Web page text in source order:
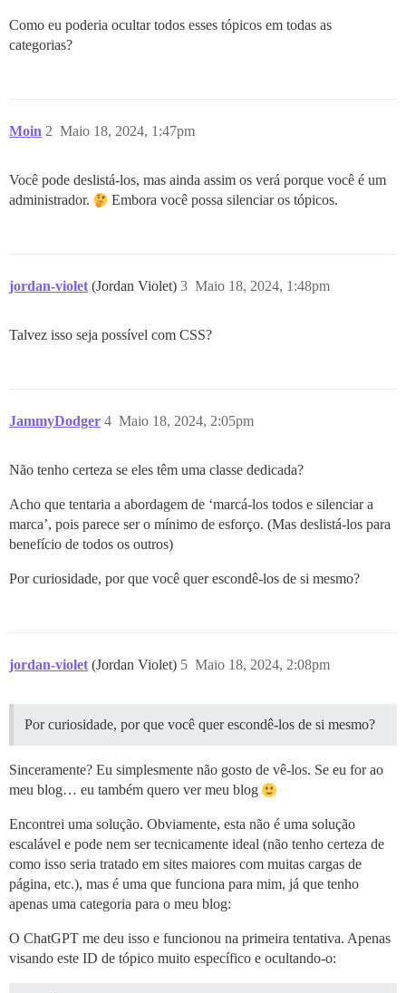
Como eu poderia ocultar todos esses tópicos em todas as
categorias?
Moin Maio 18, 2024, 1:47pm
2
Você pode deslistá-los, mas ainda assim os verá porque você é um
administrador.
Embora você possa silenciar os tópicos.
jordan-violet (Jordan Violet) Maio 18, 2024, 1:48pm
3
Talvez isso seja possível com CSS?
JammyDodger Maio 18, 2024, 2:05pm
4
Não tenho certeza se eles têm uma classe dedicada?
Acho que tentaria a abordagem de ‘marcá-los todos e silenciar a
marca’, pois parece ser o mínimo de esforço. (Mas deslistá-los para
benefício de todos os outros)
Por curiosidade, por que você quer escondê-los de si mesmo?
jordan-violet (Jordan Violet) Maio 18, 2024, 2:08pm
5
Por curiosidade, por que você quer escondê-los de si mesmo?
Sinceramente? Eu simplesmente não gosto de vê-los. Se eu for ao
meu blog… eu também quero ver meu blog
Encontrei uma solução. Obviamente, esta não é uma solução
escalável e pode nem ser tecnicamente ideal (não tenho certeza de
como isso seria tratado em sites maiores com muitas cargas de
página, etc.), mas é uma que funciona para mim, já que tenho
apenas uma categoria para o meu blog:
O ChatGPT me deu isso e funcionou na primeira tentativa. Apenas
visando este ID de tópico muito específico e ocultando-o: